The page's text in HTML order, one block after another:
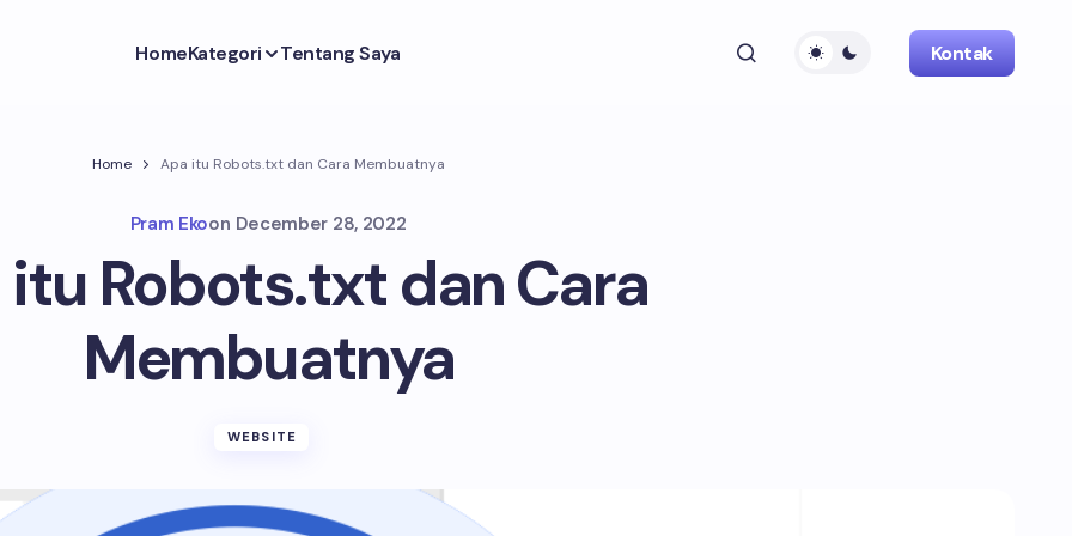
HomeKategori Tentang Saya Kontak
Home Apa itu Robots.txt dan Cara Membuatnya
Pram Ekoon December 28, 2022
Robots.txt dan Cara
Membuatnya
WEBSITE